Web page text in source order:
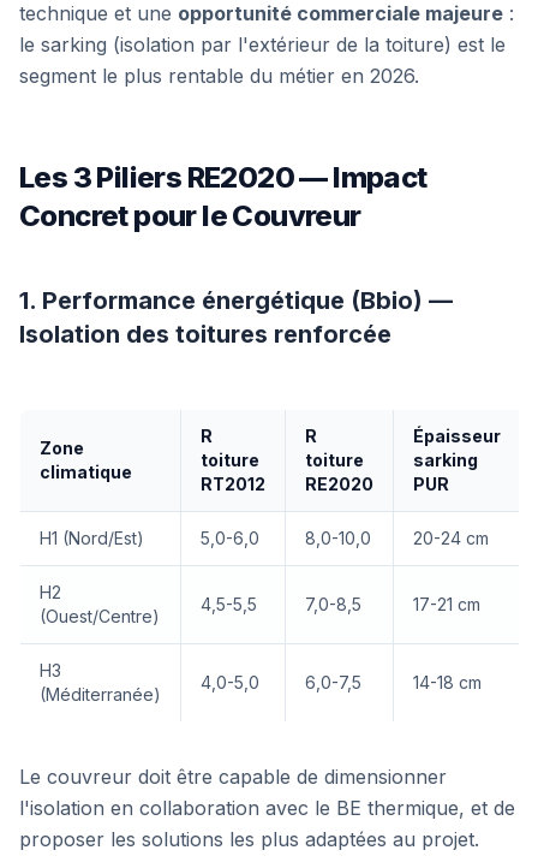
technique et une opportunité commerciale majeure :
le sarking (isolation par l'extérieur de la toiture) est le
segment le plus rentable du métier en 2026.
Les 3 Piliers RE2020 — Impact
Concret pour le Couvreur
1. Performance énergétique (Bbio) —
Isolation des toitures renforcée
Zone
climatique
R
toiture
RT2012
R
toiture
RE2020
Épaisseur
sarking
PUR
H1 (Nord/Est) 5,0-6,0 8,0-10,0 20-24 cm
H2
(Ouest/Centre)
4,5-5,5 7,0-8,5 17-21 cm
H3
(Méditerranée)
4,0-5,0 6,0-7,5 14-18 cm
Le couvreur doit être capable de dimensionner
l'isolation en collaboration avec le BE thermique, et de
proposer les solutions les plus adaptées au projet.